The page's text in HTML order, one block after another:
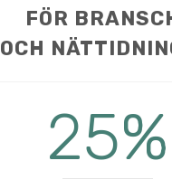
FÖR
OCH
25%